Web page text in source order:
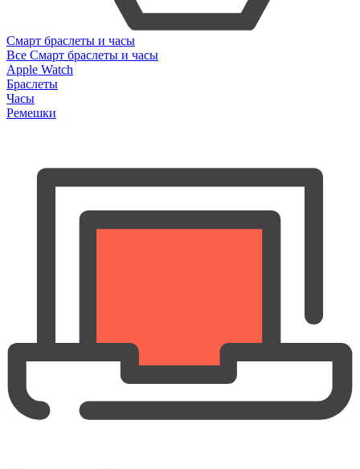
Смарт браслеты и часы
Все Смарт браслеты и часы
Apple Watch
Браслеты
Часы
Ремешки